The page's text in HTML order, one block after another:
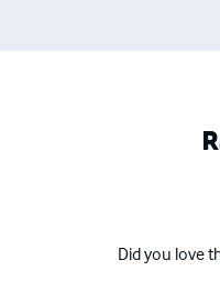
Did you love